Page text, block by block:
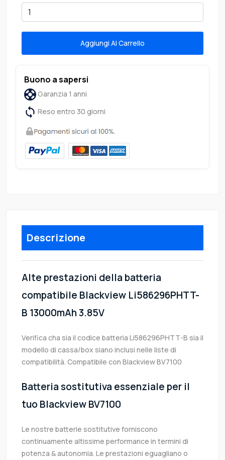
Aggiungi Al Carrello
Buono a sapersi
Garanzia 1 anni
Reso entro 30 giorni
Descrizione
Alte prestazioni della batteria
compatibile Blackview Li586296PHTT-
B 13000mAh 3.85V
Verifica cha sia il codice batteria Li586296PHTT-B sia il
modello di cassa/box siano inclusi nelle liste di
compatibilità. Compatibile con Blackview BV7100
Batteria sostitutiva essenziale per il
tuo Blackview BV7100
Le nostre batterie sostitutive forniscono
continuamente altissime performance in termini di
potenza & autonomia. Le prestazioni eguagliano o